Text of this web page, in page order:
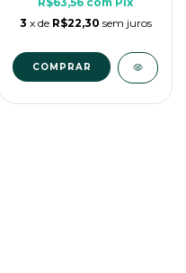
3 x de R$22,30 sem juros